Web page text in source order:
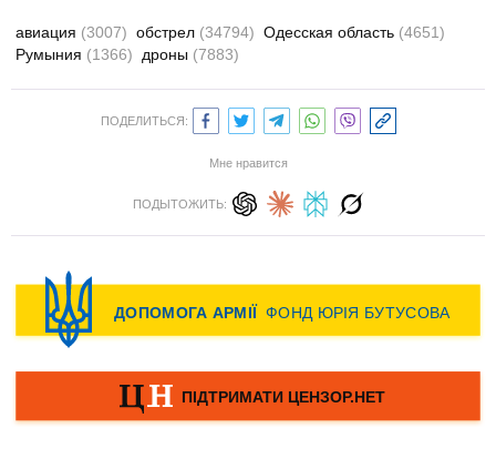
авиация (3007) обстрел (34794) Одесская область (4651)
Румыния (1366) дроны (7883)
ПОДЕЛИТЬСЯ:
Мне нравится
ПОДЫТОЖИТЬ: